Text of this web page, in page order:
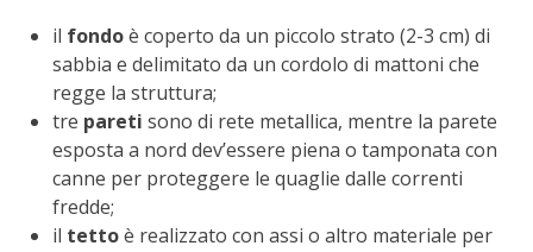
ZAPI GARDEN
BENZA
ORTO BIO – TECNICHE DI COLTIVAZIONE
THERMACELL
il fondoè coperto da un piccolo strato (2-3 cm) di
sabbia e delimitato da un cordolo di mattoni che
regge la struttura;
tre pareti sono di rete metallica, mentre la parete
esposta a nord dev’essere piena o tamponata con
canne per proteggere le quaglie dalle correnti
fredde;
il tettoè realizzato con assi o altro materiale per